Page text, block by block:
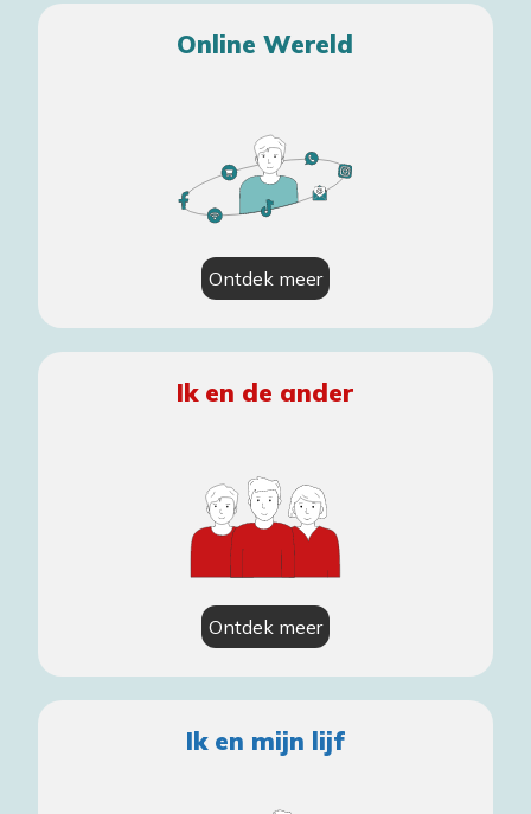
Online Wereld
Ontdek meer
Ik en de ander
Ontdek meer
Ik en mijn lijf